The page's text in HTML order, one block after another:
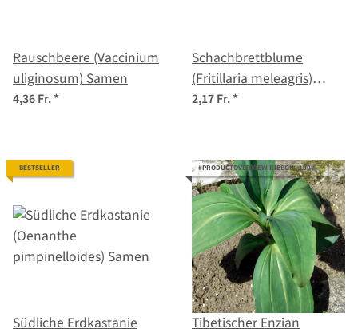
Rauschbeere (Vaccinium
uliginosum) Samen
4,36 Fr.*
Schachbrettblume
(Fritillaria meleagris)
Samen
2,17 Fr.*
BESTSELLER
Südliche Erdkastanie
#PRODUCTOVERVIEW.RIBBON--100#
Tibetischer Enzian